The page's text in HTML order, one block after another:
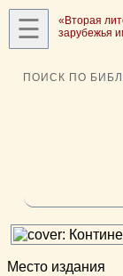
☰
«Вторая
зарубежья
ПОИСК ПО
Место издания